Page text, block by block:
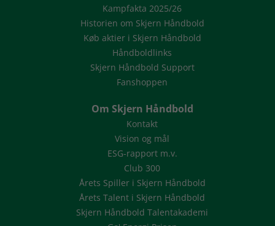
Kampfakta 2025/26
Historien om Skjern Håndbold
Køb aktier i Skjern Håndbold
Håndboldlinks
Skjern Håndbold Support
Fanshoppen
Om Skjern Håndbold
Kontakt
Vision og mål
ESG-rapport m.v.
Club 300
Årets Spiller i Skjern Håndbold
Årets Talent i Skjern Håndbold
Skjern Håndbold Talentakademi